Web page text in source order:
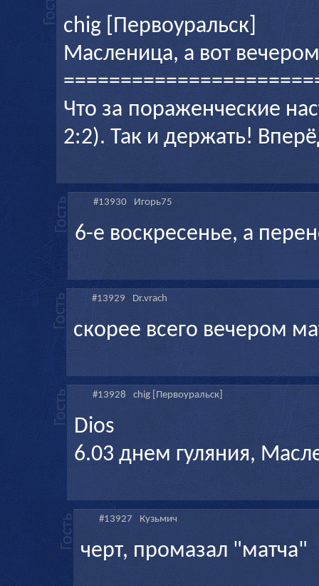
chig [Первоуральск]
Масленица, а вот
Что за пораженческие
2:2). Так и держать!
#13930 Игорь75
6-е воскресенье, а
#13929 Dr.vrach
скорее всего вечером
#13928 chig [Первоуральск]
Dios
6.03 днем гуляния,
#13927 Кузьмич
черт, промазал "матча"